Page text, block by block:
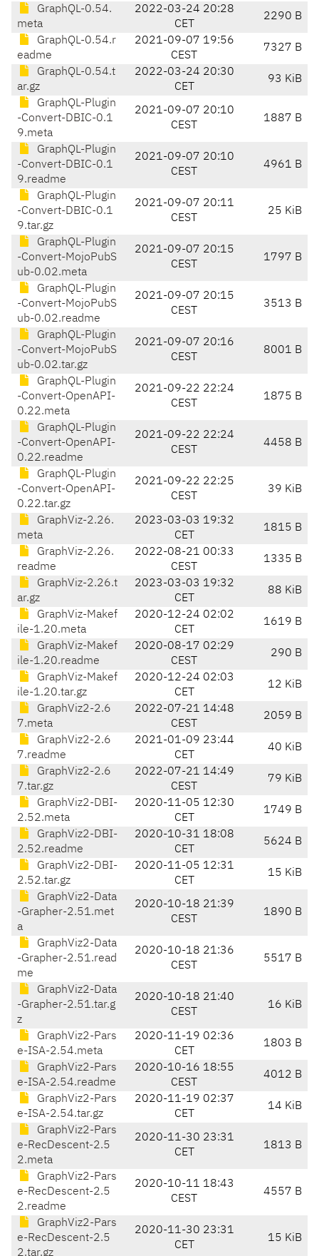
GraphQL-0.54.
meta
2022-03-24 20:28
CET
2290 B
GraphQL-0.54.r
eadme
2021-09-07 19:56
CEST
7327 B
GraphQL-0.54.t
ar.gz
2022-03-24 20:30
CET
93 KiB
GraphQL-Plugin
-Convert-DBIC-0.1
9.meta
2021-09-07 20:10
CEST
1887 B
GraphQL-Plugin
-Convert-DBIC-0.1
9.readme
2021-09-07 20:10
CEST
4961 B
GraphQL-Plugin
-Convert-DBIC-0.1
9.tar.gz
2021-09-07 20:11
CEST
25 KiB
GraphQL-Plugin
-Convert-MojoPubS
ub-0.02.meta
2021-09-07 20:15
CEST
1797 B
GraphQL-Plugin
-Convert-MojoPubS
ub-0.02.readme
2021-09-07 20:15
CEST
3513 B
GraphQL-Plugin
-Convert-MojoPubS
ub-0.02.tar.gz
2021-09-07 20:16
CEST
8001 B
GraphQL-Plugin
-Convert-OpenAPI-
0.22.meta
2021-09-22 22:24
CEST
1875 B
GraphQL-Plugin
-Convert-OpenAPI-
0.22.readme
2021-09-22 22:24
CEST
4458 B
GraphQL-Plugin
-Convert-OpenAPI-
0.22.tar.gz
2021-09-22 22:25
CEST
39 KiB
GraphViz-2.26.
meta
2023-03-03 19:32
CET
1815 B
GraphViz-2.26.
readme
2022-08-21 00:33
CEST
1335 B
GraphViz-2.26.t
ar.gz
2023-03-03 19:32
CET
88 KiB
GraphViz-Makef
ile-1.20.meta
2020-12-24 02:02
CET
1619 B
GraphViz-Makef
ile-1.20.readme
2020-08-17 02:29
CEST
290 B
GraphViz-Makef
ile-1.20.tar.gz
2020-12-24 02:03
CET
12 KiB
GraphViz2-2.6
7.meta
2022-07-21 14:48
CEST
2059 B
GraphViz2-2.6
7.readme
2021-01-09 23:44
CET
40 KiB
GraphViz2-2.6
7.tar.gz
2022-07-21 14:49
CEST
79 KiB
GraphViz2-DBI-
2.52.meta
2020-11-05 12:30
CET
1749 B
GraphViz2-DBI-
2.52.readme
2020-10-31 18:08
CET
5624 B
GraphViz2-DBI-
2.52.tar.gz
2020-11-05 12:31
CET
15 KiB
GraphViz2-Data
-Grapher-2.51.met
a
2020-10-18 21:39
CEST
1890 B
GraphViz2-Data
-Grapher-2.51.read
me
2020-10-18 21:36
CEST
5517 B
GraphViz2-Data
-Grapher-2.51.tar.g
z
2020-10-18 21:40
CEST
16 KiB
GraphViz2-Pars
e-ISA-2.54.meta
2020-11-19 02:36
CET
1803 B
GraphViz2-Pars
e-ISA-2.54.readme
2020-10-16 18:55
CEST
4012 B
GraphViz2-Pars
e-ISA-2.54.tar.gz
2020-11-19 02:37
CET
14 KiB
GraphViz2-Pars
e-RecDescent-2.5
2.meta
2020-11-30 23:31
CET
1813 B
GraphViz2-Pars
e-RecDescent-2.5
2.readme
2020-10-11 18:43
CEST
4557 B
GraphViz2-Pars
e-RecDescent-2.5
2.tar.gz
2020-11-30 23:31
CET
15 KiB